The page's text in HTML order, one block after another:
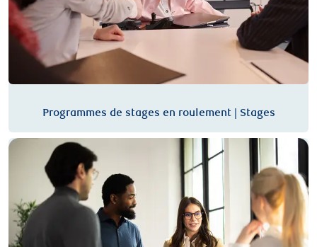
Programmes de stages en roulement | Stages
Exploitation